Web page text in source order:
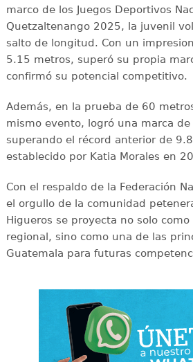
marco de los Juegos Deportivos
Quetzaltenango 2025, la juvenil
salto de longitud. Con un
5.15 metros, superó su propia
confirmó su potencial competitivo.
Además, en la prueba de 60
mismo evento, logró una marca
superando el récord anterior de
establecido por Katia Morales en
Con el respaldo de la Federación
el orgullo de la comunidad
Higueros se proyecta no solo
regional, sino como una de las
Guatemala para futuras